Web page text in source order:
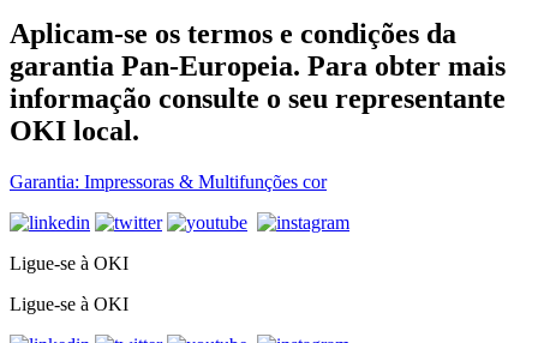
Aplicam-se os termos e condições da
garantia Pan-Europeia. Para obter mais
informação consulte o seu representante
OKI local.
Garantia: Impressoras & Multifunções cor
Ligue-se à OKI
Ligue-se à OKI